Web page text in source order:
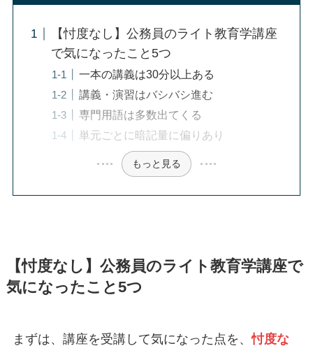
【忖度なし】公務員のライト教育学講座
で気になったこと5つ
一本の講義は30分以上ある
講義・演習はバシバシ進む
専門用語は多数出てくる
単元ごとに暗記量に偏りあり
もっと見る
【忖度なし】公務員のライト教育学講座で
気になったこと5つ
まずは、講座を受講して気になった点を、忖度な